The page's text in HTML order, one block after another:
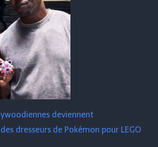
deviennent
dresseurs de Pokémon pour LEGO